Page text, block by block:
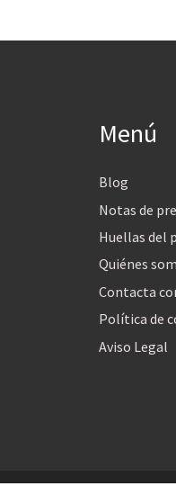
Menú
Blog
Notas de
Huellas del
Quiénes
Contacta
Política de
Aviso Legal